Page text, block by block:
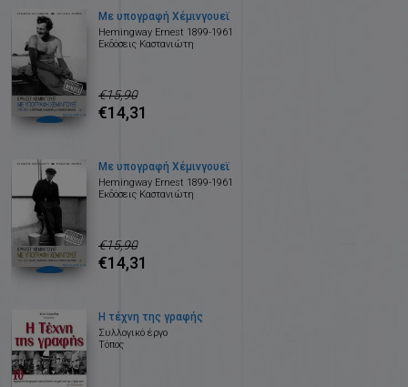
Με υπογραφή Χέμινγουεϊ
Hemingway Ernest 1899-1961
Εκδόσεις Καστανιώτη
€15,90
€14,31
Με υπογραφή Χέμινγουεϊ
Hemingway Ernest 1899-1961
Εκδόσεις Καστανιώτη
€15,90
€14,31
Η τέχνη της γραφής
Συλλογικό έργο
Τόπος